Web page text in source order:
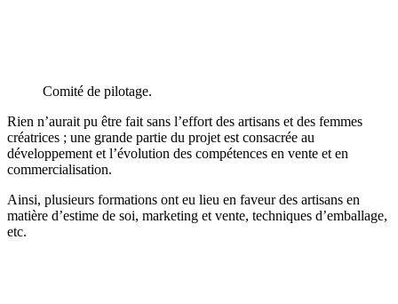
Comité de pilotage.
Rien n’aurait pu être fait sans l’effort des artisans et des femmes
créatrices ; une grande partie du projet est consacrée au
développement et l’évolution des compétences en vente et en
commercialisation.
Ainsi, plusieurs formations ont eu lieu en faveur des artisans en
matière d’estime de soi, marketing et vente, techniques d’emballage,
etc.